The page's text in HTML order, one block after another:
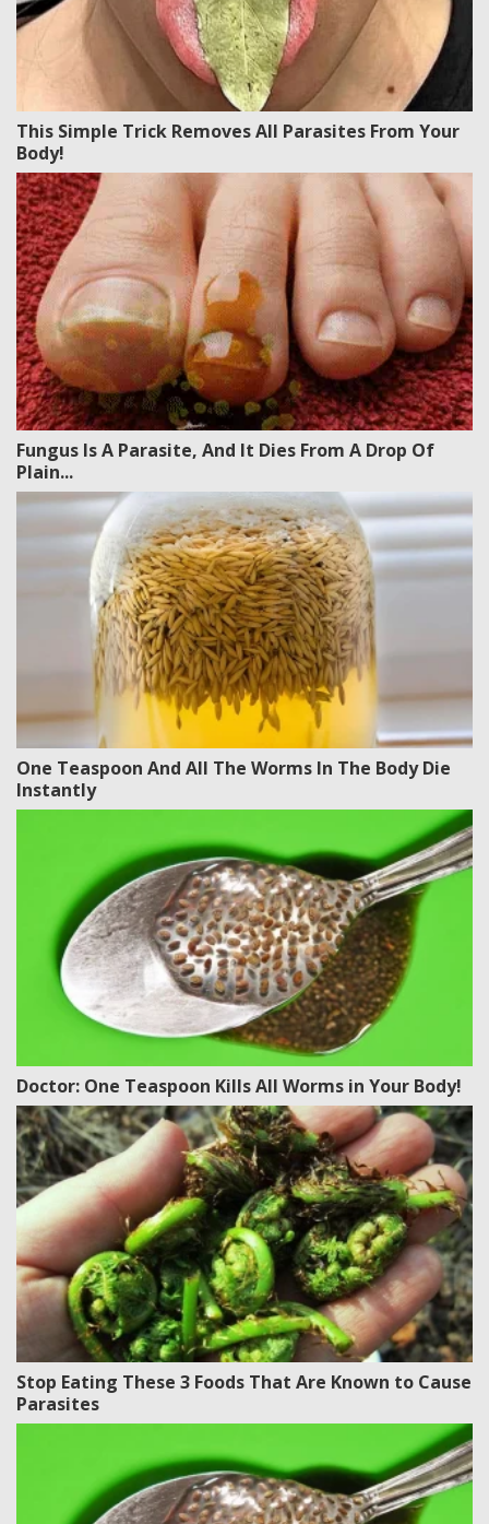
This Simple Trick Removes All Parasites From Your
Body!
Fungus Is A Parasite, And It Dies From A Drop Of
Plain...
One Teaspoon And All The Worms In The Body Die
Instantly
Doctor: One Teaspoon Kills All Worms in Your Body!
Stop Eating These 3 Foods That Are Known to Cause
Parasites